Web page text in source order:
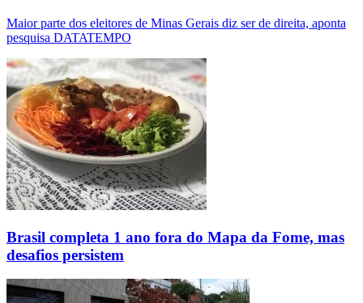
Maior parte dos eleitores de Minas Gerais diz ser de direita, aponta
pesquisa DATATEMPO
Brasil completa 1 ano fora do Mapa da Fome, mas
desafios persistem